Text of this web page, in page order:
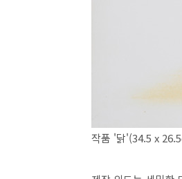
작품 '닭'(34.5 x